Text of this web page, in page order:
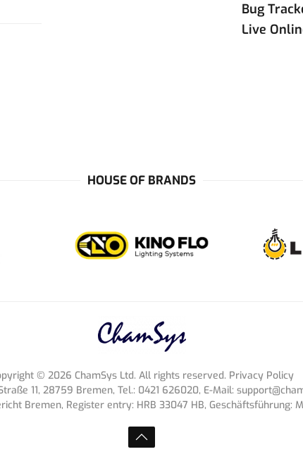
Bug
Live
HOUSE OF BRANDS
© 2026 ChamSys Ltd. All rights reserved. Privacy Policy
11, 28759 Bremen, Tel.: 0421 626020, E-Mail:
Bremen, Register entry: HRB 33047 HB, Geschäftsführung: